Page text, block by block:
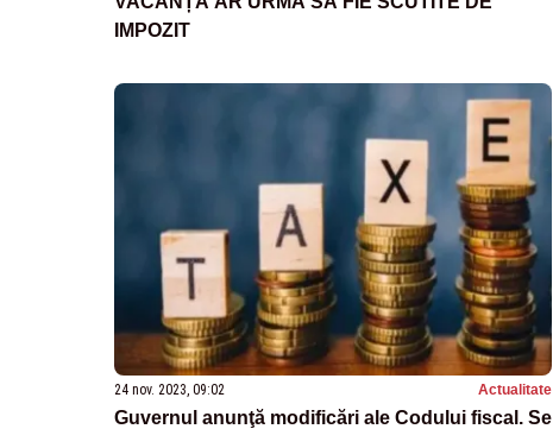
IMPOZIT
24 nov. 2023, 09:02 Actualitate
Guvernul anunţă modificări ale Codului fiscal. Se